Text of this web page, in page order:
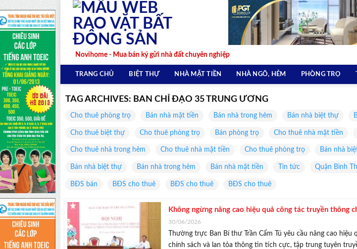
Skip
content
Novihome - Mua bán ký gửi nhà đất chuyên nghiệp
TRANG CHỦ BIỆT THỰ NHÀ MẶT TIỀN NHÀ NGÕ, HẺM PHÒNG TRỌ
TAG ARCHIVES: BAN CHỈ ĐẠO 35 TRUNG ƯƠNG
Cho thuê phòng trọ Bán nhà mặt tiền Bán nhà trong hẻm Bán nhà biệt thự
Cho thuê biệt thự Cho thuê phòng trọ Bán phòng trọ Cho thuê nhà mặt tiền
Cho thuê nhà trong hẻm Cho thuê nhà mặt tiền Cho thuê phòng trọ Bán nhà
Bán nhà biệt thự Bán nhà trong hẻm Bán nhà mặt tiền Tin tức Quận Bình
BĐS bán BĐS cho thuê BĐS cho thuê BĐS cho thuê
Không ngừng nâng cao hiệu quả công tác truyền thông
30/06/2026
Thường trực Ban Bí thư Trần Cẩm Tú yêu cầu nâng cao hiệu
chính sách và lan tỏa thông tin tích cực, tập trung tuyên